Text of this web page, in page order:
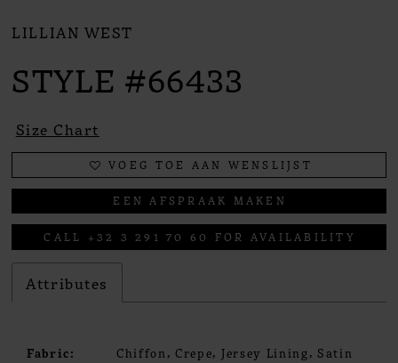
LILLIAN WEST
STYLE #66433
Size Chart
VOEG TOE AAN WENSLIJST
EEN AFSPRAAK MAKEN
CALL +32 3 291 70 60 FOR AVAILABILITY
Attributes
Fabric:
Chiffon, Crepe, Jersey Lining, Satin